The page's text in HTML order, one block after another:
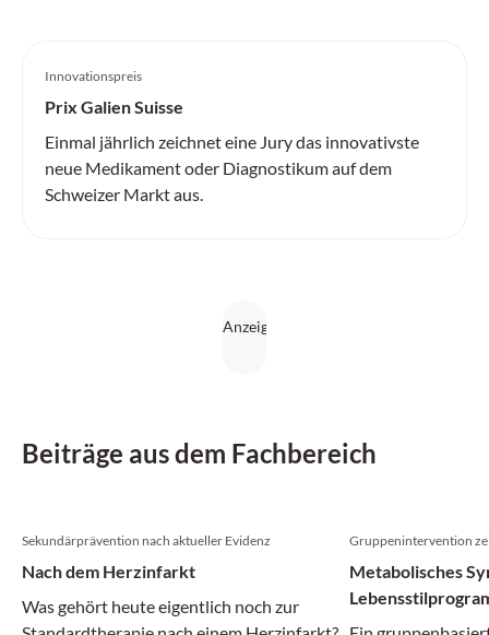
Innovationspreis
Prix Galien Suisse
Einmal jährlich zeichnet eine Jury das innovativste
neue Medikament oder Diagnostikum auf dem
Schweizer Markt aus.
Beiträge aus dem Fachbereich
Sekundärprävention nach aktueller Evidenz
Nach dem Herzinfarkt
Was gehört heute eigentlich noch zur
Gruppenintervention
Metabolisches
Remission